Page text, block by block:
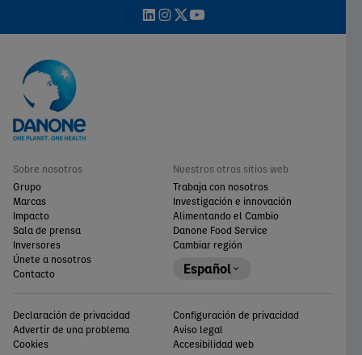
Sobre nosotros
Grupo
Marcas
Impacto
Sala de prensa
Inversores
Únete a nosotros
Contacto
Nuestros otros sitios web
Trabaja con nosotros
Investigación e innovación
Alimentando el Cambio
Danone Food Service
Cambiar región
Español
Declaración de privacidad
Advertir de una problema
Cookies
Configuración de privacidad
Aviso legal
Accesibilidad web